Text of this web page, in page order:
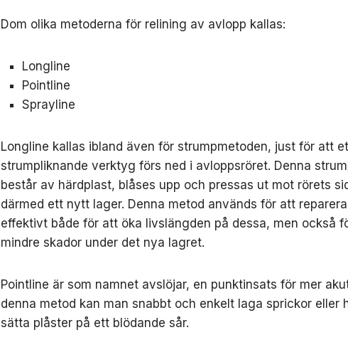
Dom olika metoderna för relining av avlopp kallas:
Longline
Pointline
Sprayline
Longline kallas ibland även för strumpmetoden, just för att
strumpliknande verktyg förs ned i avloppsröret. Denna
består av härdplast, blåses upp och pressas ut mot rörets
därmed ett nytt lager. Denna metod används för att
effektivt både för att öka livslängden på dessa, men också
mindre skador under det nya lagret.
Pointline är som namnet avslöjar, en punktinsats för mer
denna metod kan man snabbt och enkelt laga sprickor eller
sätta plåster på ett blödande sår.